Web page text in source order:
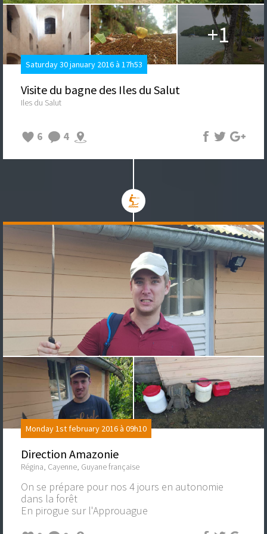
+1
Saturday 30 january 2016 à 17h53
Visite du bagne des Iles du Salut
Iles du Salut
6 4
Monday 1st february 2016 à 09h10
Direction Amazonie
Régina, Cayenne, Guyane française
On se prépare pour nos 4 jours en autonomie
dans la forêt
En pirogue sur l'Approuague